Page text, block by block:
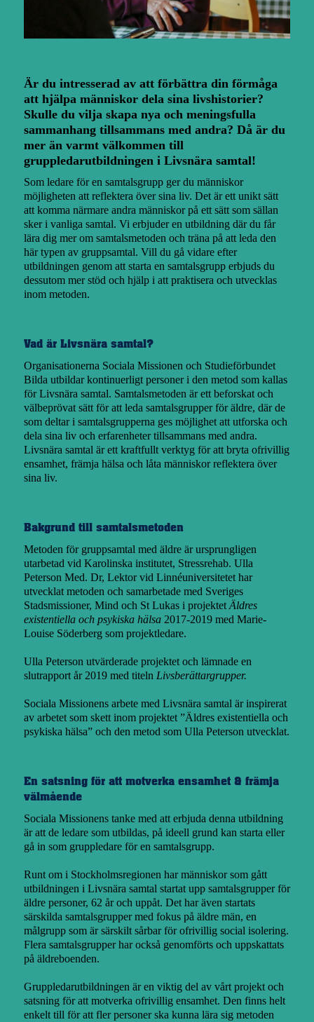
Är du intresserad av att förbättra din förmåga
att hjälpa människor dela sina livshistorier?
Skulle du vilja skapa nya och meningsfulla
sammanhang tillsammans med andra? Då är du
mer än varmt välkommen till
gruppledarutbildningen i Livsnära samtal!
Som ledare för en samtalsgrupp ger du människor
möjligheten att reflektera över sina liv. Det är ett unikt sätt
att komma närmare andra människor på ett sätt som sällan
sker i vanliga samtal. Vi erbjuder en utbildning där du får
lära dig mer om samtalsmetoden och träna på att leda den
här typen av gruppsamtal. Vill du gå vidare efter
utbildningen genom att starta en samtalsgrupp erbjuds du
dessutom mer stöd och hjälp i att praktisera och utvecklas
inom metoden.
Vad är Livsnära samtal?
Organisationerna Sociala Missionen och Studieförbundet
Bilda utbildar kontinuerligt personer i den metod som kallas
för Livsnära samtal. Samtalsmetoden är ett beforskat och
välbeprövat sätt för att leda samtalsgrupper för äldre, där de
som deltar i samtalsgrupperna ges möjlighet att utforska och
dela sina liv och erfarenheter tillsammans med andra.
Livsnära samtal är ett kraftfullt verktyg för att bryta ofrivillig
ensamhet, främja hälsa och låta människor reflektera över
sina liv.
Bakgrund till samtalsmetoden
Metoden för gruppsamtal med äldre är ursprungligen
utarbetad vid Karolinska institutet, Stressrehab. Ulla
Peterson Med. Dr, Lektor vid Linnéuniversitetet har
utvecklat metoden och samarbetade med Sveriges
Stadsmissioner, Mind och St Lukas i projektet Äldres
existentiella och psykiska hälsa2017-2019 med Marie-
Louise Söderberg som projektledare.
Ulla Peterson utvärderade projektet och lämnade en
slutrapport år 2019 med titeln Livsberättargrupper.
Sociala Missionens arbete med Livsnära samtal är inspirerat
av arbetet som skett inom projektet ”Äldres existentiella och
psykiska hälsa” och den metod som Ulla Peterson utvecklat.
En satsning för att motverka ensamhet & främja
välmående
Sociala Missionens tanke med att erbjuda denna utbildning
är att de ledare som utbildas, på ideell grund kan starta eller
gå in som gruppledare för en samtalsgrupp.
Runt om i Stockholmsregionen har människor som gått
utbildningen i Livsnära samtal startat upp samtalsgrupper för
äldre personer, 62 år och uppåt. Det har även startats
särskilda samtalsgrupper med fokus på äldre män, en
målgrupp som är särskilt sårbar för ofrivillig social isolering.
Flera samtalsgrupper har också genomförts och uppskattats
på äldreboenden.
Gruppledarutbildningen är en viktig del av vårt projekt och
satsning för att motverka ofrivillig ensamhet. Den finns helt
enkelt till för att fler personer ska kunna lära sig metoden